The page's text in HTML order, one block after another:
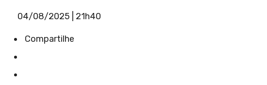
04/08/2025 | 21h40
Compartilhe